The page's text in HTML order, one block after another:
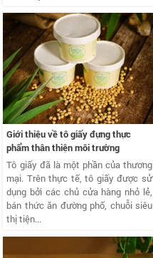
Giới thiệu về tô giấy đựng thực
phẩm thân thiện môi trường
Tô giấy đã là một phần của thương
mại. Trên thực tế, tô giấy được sử
dụng bởi các chủ cửa hàng nhỏ lẻ,
bán thức ăn đường phố, chuỗi siêu
thị tiện...